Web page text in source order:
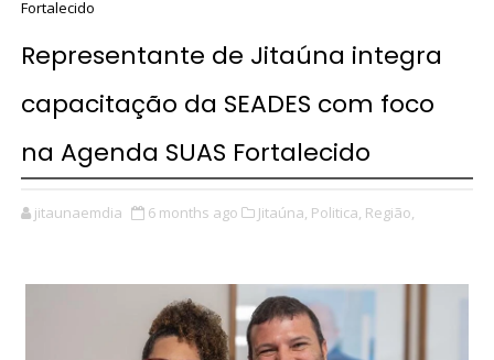
Fortalecido
Representante de Jitaúna integra
capacitação da SEADES com foco
na Agenda SUAS Fortalecido
jitaunaemdia 6 months ago Jitaúna, Politica, Região,